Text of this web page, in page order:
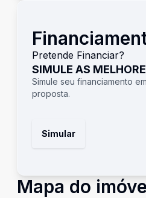
Pretende Financiar?
SIMULE AS
Simule seu financiamento
proposta.
Simular
Mapa do